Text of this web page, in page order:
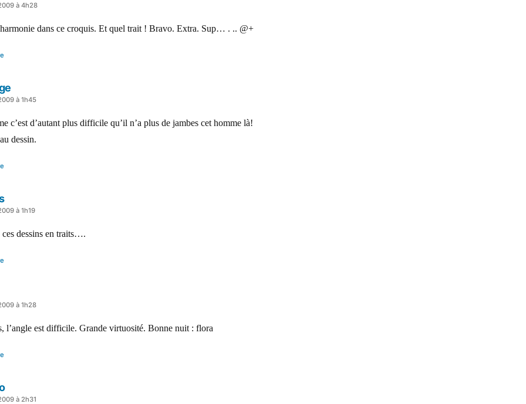
à 4h28
dans ce croquis. Et quel trait ! Bravo. Extra. Sup… . .. @+
à 1h45
c’est d’autant plus difficile qu’il n’a plus de jambes cet homme là!
dessin.
à 1h19
ces dessins en traits….
à 1h28
l’angle est difficile. Grande virtuosité. Bonne nuit : flora
à 2h31